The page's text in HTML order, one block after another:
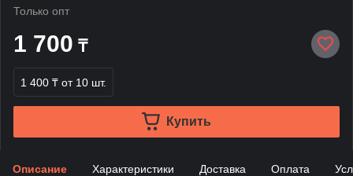
Только опт
1 700 ₸
1 400 ₸ от 10 шт.
Купить
Описание Характеристики Доставка Оплата